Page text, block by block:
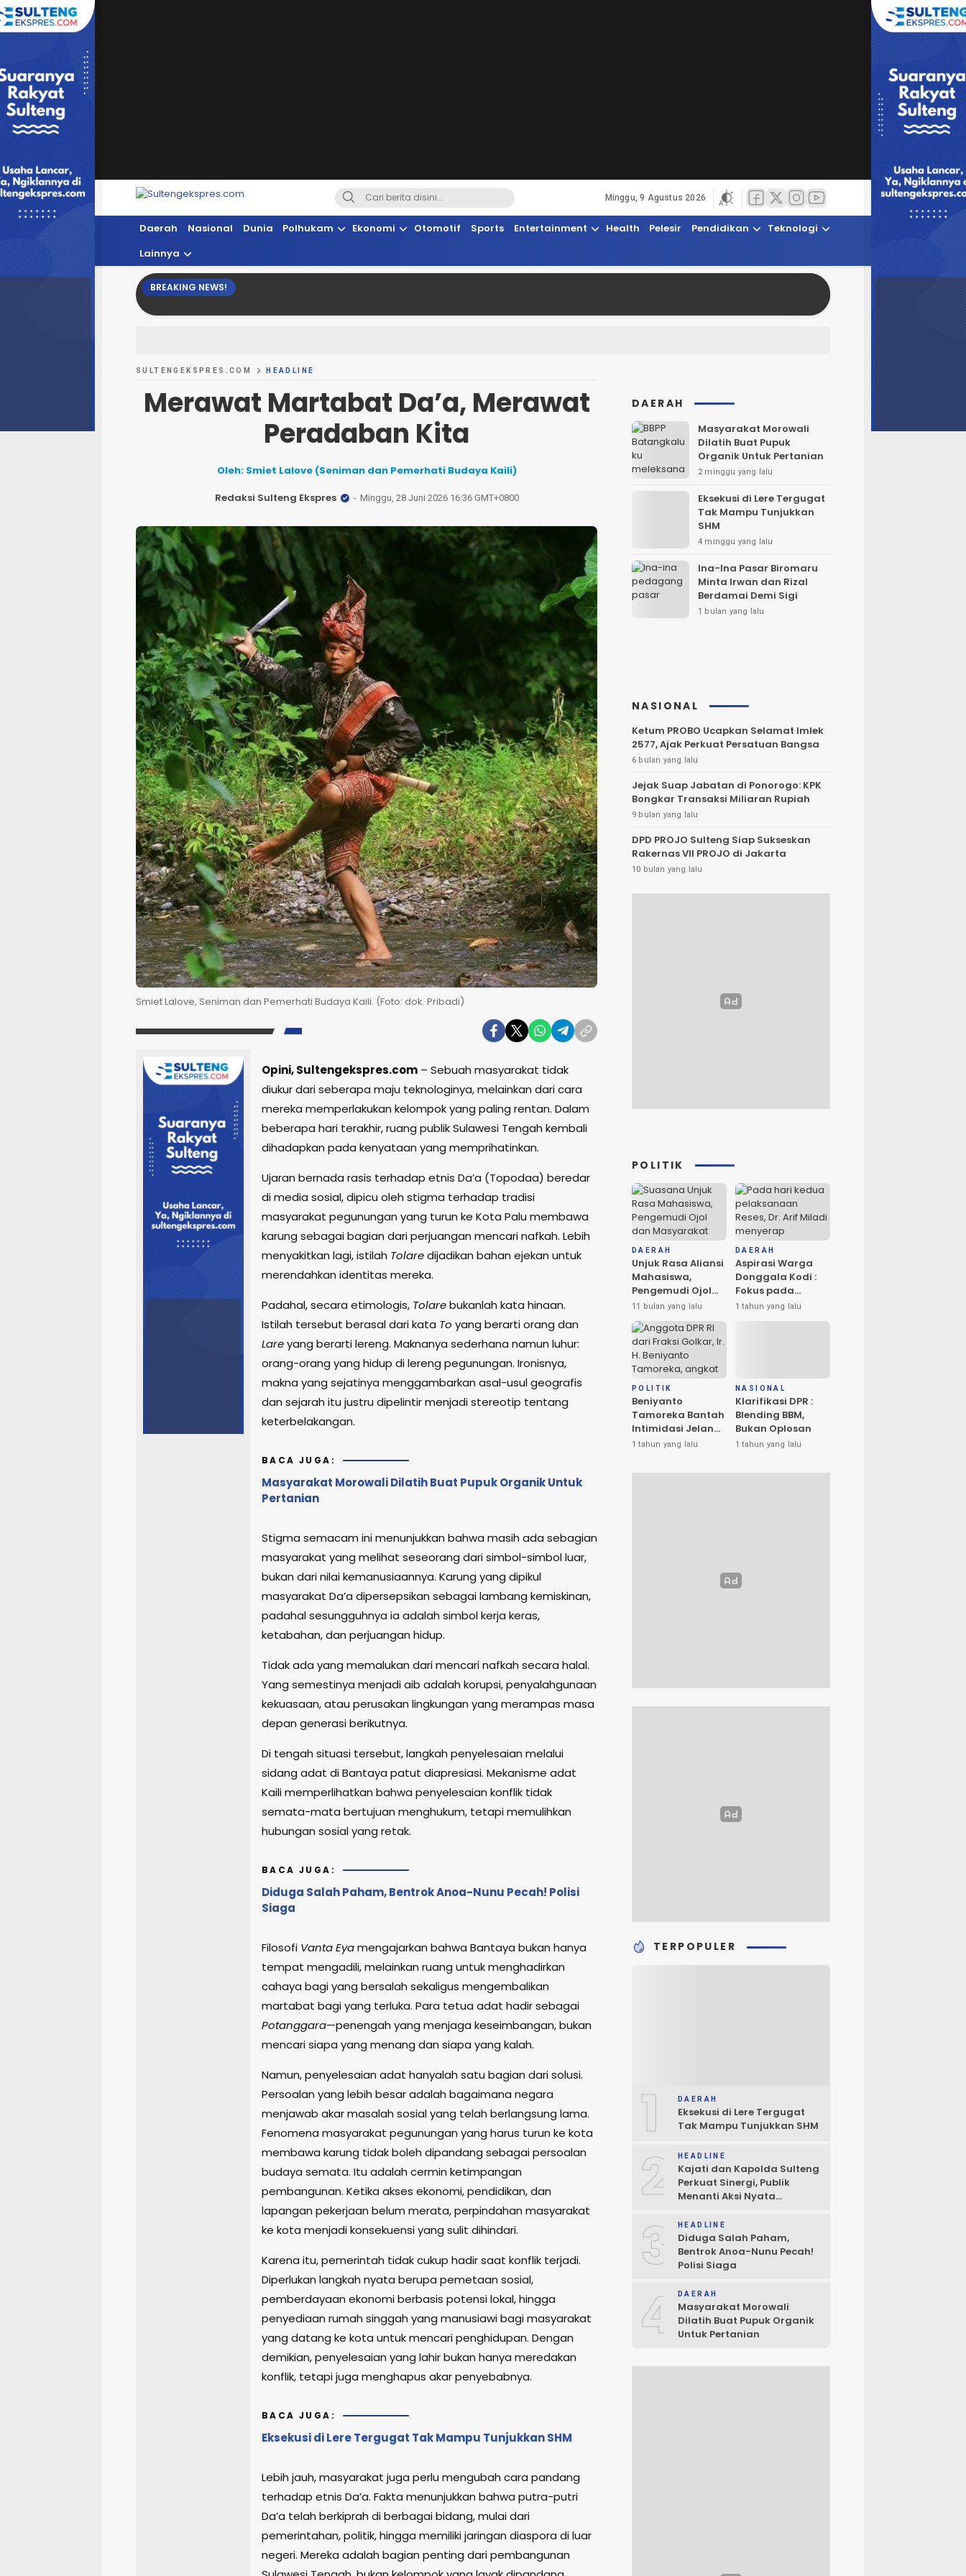
Sultengekspres.com
Berita Seputar Sulteng Hari Ini, Update Terkini, Suaranya Rakyat Sulteng
Minggu, 9 Agustus 2026
Daerah Nasional Dunia Polhukam Ekonomi Otomotif Sports Entertainment Health Pelesir Pendidikan
Teknologi
Lainnya
BREAKING NEWS!
SULTENGEKSPRES.COM HEADLINE
Merawat Martabat Da’a, Merawat
Peradaban Kita
Oleh: Smiet Lalove (Seniman dan Pemerhati Budaya Kaili)
Redaksi Sulteng Ekspres
Minggu, 28 Juni 2026 16:36 GMT+0800
Smiet Lalove, Seniman dan Pemerhati Budaya Kaili. (Foto: dok. Pribadi)
Opini, Sultengekspres.com – Sebuah masyarakat tidak
diukur dari seberapa maju teknologinya, melainkan dari cara
mereka memperlakukan kelompok yang paling rentan. Dalam
beberapa hari terakhir, ruang publik Sulawesi Tengah kembali
dihadapkan pada kenyataan yang memprihatinkan.
Ujaran bernada rasis terhadap etnis Da’a (Topodaa) beredar
di media sosial, dipicu oleh stigma terhadap tradisi
masyarakat pegunungan yang turun ke Kota Palu membawa
karung sebagai bagian dari perjuangan mencari nafkah. Lebih
menyakitkan lagi, istilah Tolaredijadikan bahan ejekan untuk
merendahkan identitas mereka.
Padahal, secara etimologis, Tolarebukanlah kata hinaan.
Istilah tersebut berasal dari kata To yang berarti orang dan
Lareyang berarti lereng. Maknanya sederhana namun luhur:
orang-orang yang hidup di lereng pegunungan. Ironisnya,
makna yang sejatinya menggambarkan asal-usul geografis
dan sejarah itu justru dipelintir menjadi stereotip tentang
keterbelakangan.
BACA JUGA:
Masyarakat Morowali Dilatih Buat Pupuk Organik Untuk
Pertanian
Stigma semacam ini menunjukkan bahwa masih ada sebagian
masyarakat yang melihat seseorang dari simbol-simbol luar,
bukan dari nilai kemanusiaannya. Karung yang dipikul
masyarakat Da’a dipersepsikan sebagai lambang kemiskinan,
padahal sesungguhnya ia adalah simbol kerja keras,
ketabahan, dan perjuangan hidup.
Tidak ada yang memalukan dari mencari nafkah secara halal.
Yang semestinya menjadi aib adalah korupsi, penyalahgunaan
kekuasaan, atau perusakan lingkungan yang merampas masa
depan generasi berikutnya.
Di tengah situasi tersebut, langkah penyelesaian melalui
sidang adat di Bantaya patut diapresiasi. Mekanisme adat
Kaili memperlihatkan bahwa penyelesaian konflik tidak
semata-mata bertujuan menghukum, tetapi memulihkan
hubungan sosial yang retak.
BACA JUGA:
Diduga Salah Paham, Bentrok Anoa-Nunu Pecah! Polisi
Siaga
Filosofi Vanta Eyamengajarkan bahwa Bantaya bukan hanya
tempat mengadili, melainkan ruang untuk menghadirkan
cahaya bagi yang bersalah sekaligus mengembalikan
martabat bagi yang terluka. Para tetua adat hadir sebagai
Potanggara—penengah yang menjaga keseimbangan, bukan
mencari siapa yang menang dan siapa yang kalah.
Namun, penyelesaian adat hanyalah satu bagian dari solusi.
Persoalan yang lebih besar adalah bagaimana negara
menjawab akar masalah sosial yang telah berlangsung lama.
Fenomena masyarakat pegunungan yang harus turun ke kota
membawa karung tidak boleh dipandang sebagai persoalan
budaya semata. Itu adalah cermin ketimpangan
pembangunan. Ketika akses ekonomi, pendidikan, dan
lapangan pekerjaan belum merata, perpindahan masyarakat
ke kota menjadi konsekuensi yang sulit dihindari.
Karena itu, pemerintah tidak cukup hadir saat konflik terjadi.
Diperlukan langkah nyata berupa pemetaan sosial,
pemberdayaan ekonomi berbasis potensi lokal, hingga
penyediaan rumah singgah yang manusiawi bagi masyarakat
yang datang ke kota untuk mencari penghidupan. Dengan
demikian, penyelesaian yang lahir bukan hanya meredakan
konflik, tetapi juga menghapus akar penyebabnya.
BACA JUGA:
Eksekusi di Lere Tergugat Tak Mampu Tunjukkan SHM
Lebih jauh, masyarakat juga perlu mengubah cara pandang
terhadap etnis Da’a. Fakta menunjukkan bahwa putra-putri
Da’a telah berkiprah di berbagai bidang, mulai dari
pemerintahan, politik, hingga memiliki jaringan diaspora di luar
negeri. Mereka adalah bagian penting dari pembangunan
DAERAH
Masyarakat Morowali
Dilatih Buat Pupuk
Organik Untuk Pertanian
2 minggu yang lalu
Eksekusi di Lere Tergugat
Tak Mampu Tunjukkan
SHM
4 minggu yang lalu
Ina-Ina Pasar Biromaru
Minta Irwan dan Rizal
Berdamai Demi Sigi
1 bulan yang lalu
NASIONAL
Ketum PROBO Ucapkan Selamat Imlek
2577, Ajak Perkuat Persatuan Bangsa
6 bulan yang lalu
Jejak Suap Jabatan di Ponorogo: KPK
Bongkar Transaksi Miliaran Rupiah
9 bulan yang lalu
DPD PROJO Sulteng Siap Sukseskan
Rakernas VII PROJO di Jakarta
10 bulan yang lalu
POLITIK
DAERAH
Unjuk Rasa Aliansi
Mahasiswa,
Pengemudi Ojol
dan Masyarakat
Kota Palu
Berlangsung
Damai
11 bulan yang lalu
DAERAH
Aspirasi Warga
Donggala Kodi :
Fokus pada
Penerangan dan
Drainase
1 tahun yang lalu
POLITIK
Beniyanto
Tamoreka Bantah
Intimidasi Jelang
PSU Banggai:
Redakan Suasana
1 tahun yang lalu
NASIONAL
Klarifikasi DPR :
Blending BBM,
Bukan Oplosan
1 tahun yang lalu
TERPOPULER
1 DAERAH
Eksekusi di Lere Tergugat
Tak Mampu Tunjukkan SHM
2 HEADLINE
Kajati dan Kapolda Sulteng
Perkuat Sinergi, Publik
Menanti Aksi Nyata
3 HEADLINE
Diduga Salah Paham,
Bentrok Anoa-Nunu Pecah!
Polisi Siaga
4 DAERAH
Masyarakat Morowali
Dilatih Buat Pupuk Organik
Untuk Pertanian